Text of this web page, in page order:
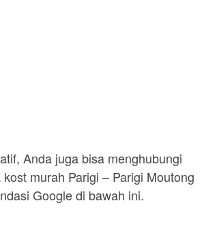
Anda juga bisa menghubungi
murah Parigi – Parigi Moutong
Google di bawah ini.